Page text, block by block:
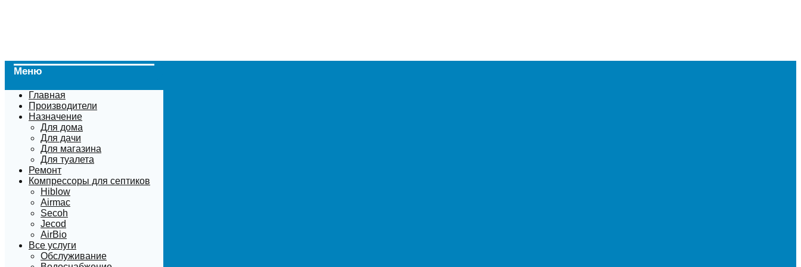
Меню
Главная
Производители
Назначение
Для дома
Для дачи
Для магазина
Для туалета
Ремонт
Компрессоры для септиков
Hiblow
Airmac
Secoh
Jecod
AirBio
Все услуги
Обслуживание